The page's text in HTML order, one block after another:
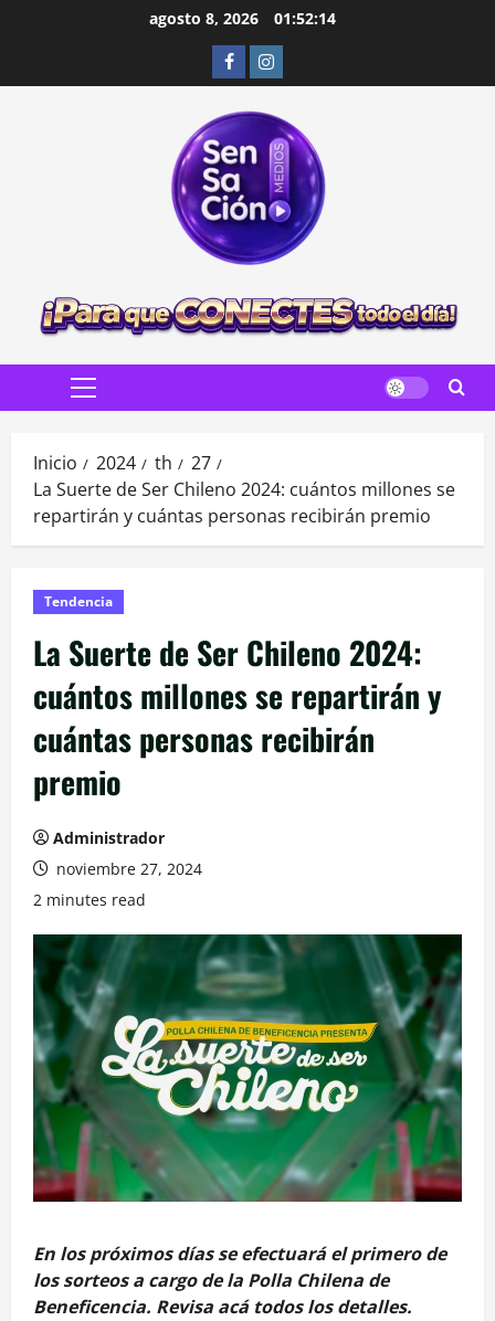
agosto 8, 2026 01:52:16
FacebookInstagram
Menú
Inicio 2024 th
27
La Suerte de Ser Chileno 2024: cuántos millones se
repartirán y cuántas personas recibirán premio
Tendencia
La Suerte de Ser Chileno 2024:
cuántos millones se repartirán y
cuántas personas recibirán
premio
Administrador
noviembre 27, 2024
2 minutes read
En los próximos días se efectuará el primero de
los sorteos a cargo de la Polla Chilena de
Beneficencia. Revisa acá todos los detalles.